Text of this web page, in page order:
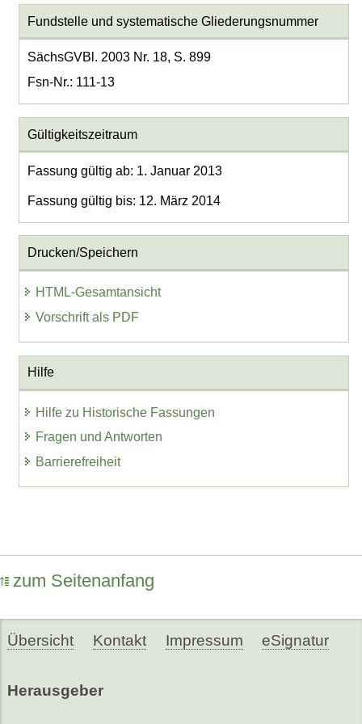
Fundstelle und systematische Gliederungsnummer
SächsGVBl. 2003 Nr. 18, S. 899
Fsn-Nr.: 111-13
Gültigkeitszeitraum
Fassung gültig ab: 1. Januar 2013
Fassung gültig bis: 12. März 2014
Drucken/Speichern
HTML-Gesamtansicht
Vorschrift als PDF
Hilfe
Hilfe zu Historische Fassungen
Fragen und Antworten
Barrierefreiheit
zum Seitenanfang
Übersicht Kontakt Impressum eSignatur
Herausgeber